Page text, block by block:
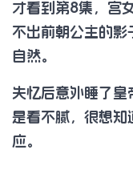
才看到第8集，宫
不出前朝公主的影
自然。
失忆后意外睡了皇
是看不腻，很想知
应。